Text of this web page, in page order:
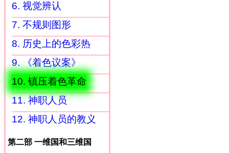
6. 视觉辨认
7. 不规则图形
8. 历史上的色彩热
9. 《着色议案》
10. 镇压着色革命
11. 神职人员
12. 神职人员的教义
第二部 一维国和三维国